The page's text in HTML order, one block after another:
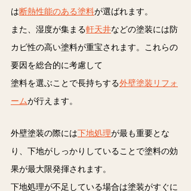
は断熱性能のある塗料が選ばれます。
また、湿度が集まる軒天井などの塗装には防
カビ性の高い塗料が重宝されます。これらの
要因を総合的に考慮して
塗料を選ぶことで長持ちする外壁塗装リフォ
ームが行えます。
外壁塗装の際には下地処理が最も重要とな
り、下地がしっかりしていることで塗料の効
果が最大限発揮されます。
下地処理が不足している場合は塗装がすぐに